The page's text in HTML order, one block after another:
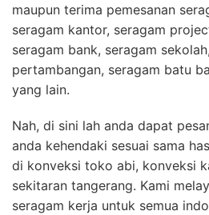
maupun terima pemesanan
seragam kantor, seragam
seragam bank, seragam
pertambangan, seragam batu
yang lain.
Nah, di sini lah anda dapat
anda kehendaki sesuai sama
di konveksi toko abi, konveksi
sekitaran tangerang. Kami
seragam kerja untuk semua